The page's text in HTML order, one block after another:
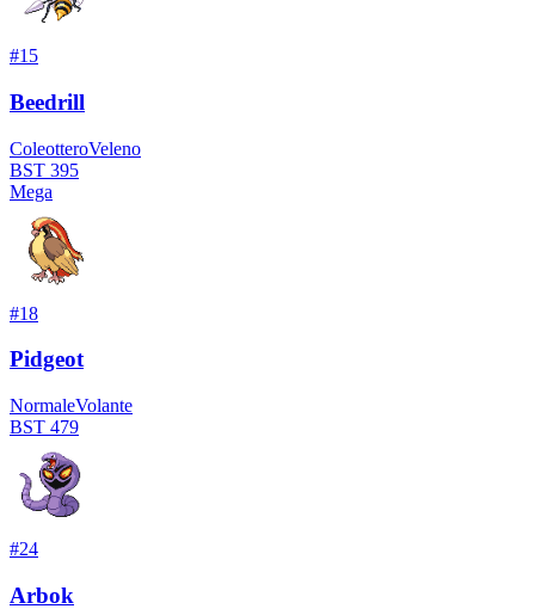
#15
Beedrill
ColeotteroVeleno
BST 395
Mega
#18
Pidgeot
NormaleVolante
BST 479
#24
Arbok